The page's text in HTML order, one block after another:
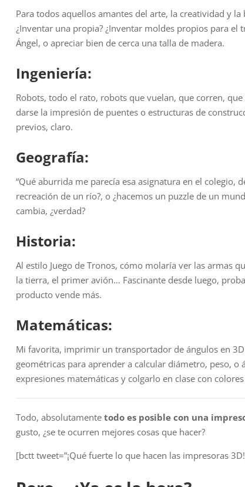
Para todos aquellos amantes del arte, la creatividad y
¿Inventar una propia? ¿Inventar moldes propios para
Ángel, o apreciar bien de cerca una talla de madera.
Ingeniería:
Robots, todo el rato, robots que vuelan, que corren,
darse la impresión de puentes o estructuras de
previos, claro.
Geografía:
“Qué aburrida me parecía esa asignatura en el colegio,
recreación de un río?, o ¿hacemos un puzzle de un
cambia, ¿verdad?
Historia:
Al estilo Juego de Tronos, cómo molaría ver las armas
la tierra, el primer avión… Fascinante desde luego,
producto vende más.
Matemáticas:
Mi favorita, imprimir un transportador de ángulos en
geométricas para aprender a calcular diámetro, peso,
expresiones matemáticas y colgarlo en clase con
Todo, absolutamente todo es posible con una
gusto, ¿se te ocurren mejores cosas que hacer?
[bctt tweet=”¡Qué fuerte lo que hacen las impresoras